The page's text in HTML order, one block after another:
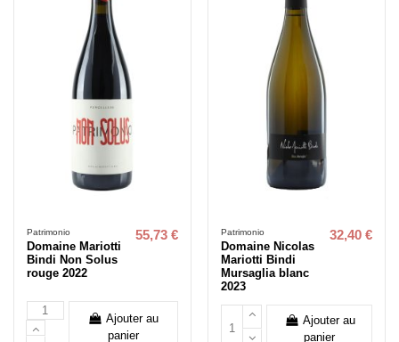
Patrimonio
Domaine Mariotti
Bindi Non Solus
rouge 2022
55,73 €
Ajouter au
panier
Patrimonio
Domaine Nicolas
Mariotti Bindi
Mursaglia blanc
2023
32,40 €
Ajouter au
panier